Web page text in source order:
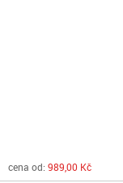
cena od: 989,00 Kč